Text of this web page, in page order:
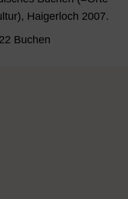
Haigerloch 2007.
Buchen